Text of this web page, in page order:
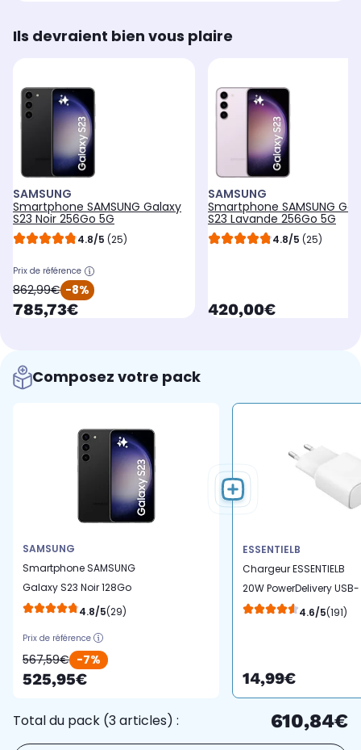
Ils devraient bien vous plaire
SAMSUNG
Smartphone SAMSUNG Galaxy
S23 Noir 256Go 5G
4.8/5 (25)
Prix de référence
oldPrice
862,99€ -8%
currentPrice
785,73€
SAMSUNG
Smartphone SAMSUNG
S23 Lavande 256Go 5G
4.8/5 (25)
currentPrice
420,00€
Composez votre pack
SAMSUNG
Smartphone SAMSUNG
Galaxy S23 Noir 128Go
5G
4.8/5(29)
Prix de référence
567,59€ -7%
525,95€
ESSENTIELB
Chargeur ESSENTIELB
20W PowerDelivery USB-
C Blanc
4.6/5(191)
14,99€
Total du pack (3 articles) : 610,84€